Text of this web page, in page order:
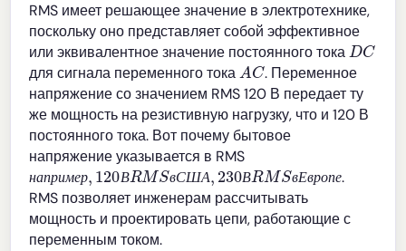
RMS имеет решающее значение в электротехнике,
поскольку оно представляет собой эффективное
или эквивалентное значение постоянного токаDC
для сигнала переменного токаAC. Переменное
напряжение со значением RMS 120 В передает ту
же мощность на резистивную нагрузку, что и 120 В
постоянного тока. Вот почему бытовое
напряжение указывается в RMS
например В в США В вЕвропе
например,120ВRMSвСШ А,230ВRMSв
.
RMS позволяет инженерам рассчитывать
мощность и проектировать цепи, работающие с
переменным током.